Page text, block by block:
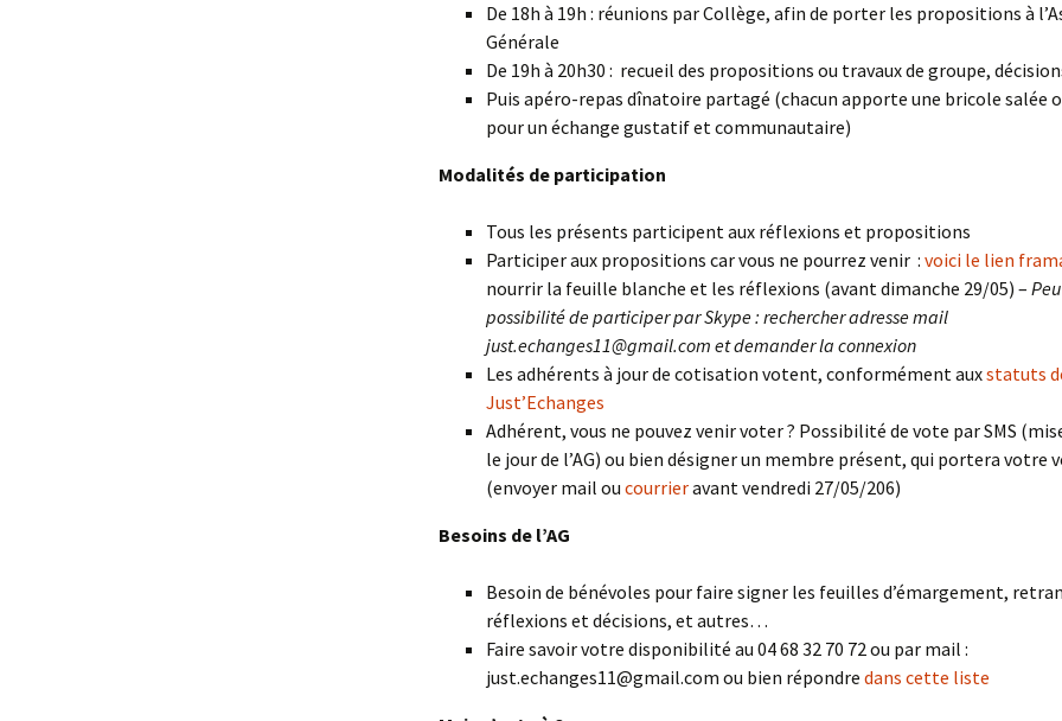
De 18h à 19h : réunions par Collège, afin de porter les propositions à
Générale
De 19h à 20h30 : recueil des propositions ou travaux de groupe,
Puis apéro-repas dînatoire partagé (chacun apporte une bricole salée
pour un échange gustatif et communautaire)
Modalités de participation
Tous les présents participent aux réflexions et propositions
Participer aux propositions car vous ne pourrez venir : voici le lien
nourrir la feuille blanche et les réflexions (avant dimanche 29/05) –
possibilité de participer par Skype : rechercher adresse mail
just.echanges11@gmail.com et demander la connexion
Les adhérents à jour de cotisation votent, conformément auxstatuts
Just’Echanges
Adhérent, vous ne pouvez venir voter ? Possibilité de vote par SMS
le jour de l’AG) ou bien désigner un membre présent, qui portera votre
(envoyer mail ou courrieravant vendredi 27/05/206)
Besoins de l’AG
Besoin de bénévoles pour faire signer les feuilles d’émargement,
réflexions et décisions, et autres…
Faire savoir votre disponibilité au 04 68 32 70 72 ou par mail :
just.echanges11@gmail.com ou bien répondre dans cette liste